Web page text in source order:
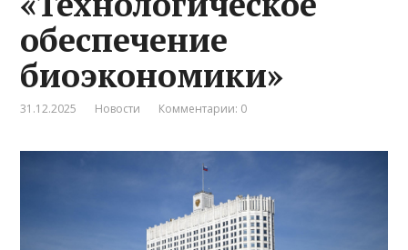
обеспечение
биоэкономики»
31.12.2025 Новости Комментарии: 0